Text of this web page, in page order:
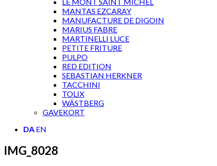
MANTAS EZCARAY
MANUFACTURE DE DIGOIN
MARIUS FABRE
MARTINELLI LUCE
PETITE FRITURE
PULPO
RED EDITION
SEBASTIAN HERKNER
TACCHINI
TOLIX
WÄSTBERG
GAVEKORT
DA EN
IMG_8028